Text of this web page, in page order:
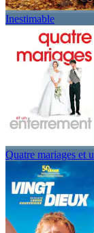
Inestimable
Quatre mariages et